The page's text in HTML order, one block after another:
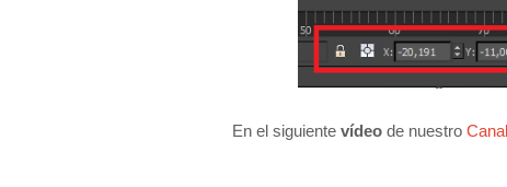
En el siguiente vídeo de nuestro